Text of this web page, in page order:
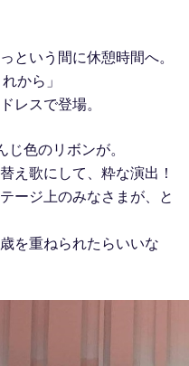
という間に休憩時間へ。
から」
レスで登場。
色のリボンが。
え歌にして、粋な演出！
ージ上のみなさまが、と
を重ねられたらいいな